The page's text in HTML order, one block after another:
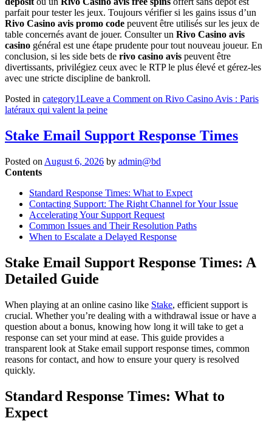
parfait pour tester les jeux. Toujours vérifier si les gains issus d’un
Rivo Casino avis promo code peuvent être utilisés sur les jeux de
table concernés avant de jouer. Consulter un Rivo Casino avis
casino général est une étape prudente pour tout nouveau joueur. En
conclusion, si les side bets de rivo casino avis peuvent être
divertissants, privilégiez ceux avec le RTP le plus élevé et gérez-les
avec une stricte discipline de bankroll.
Posted in category1Leave a Commenton Rivo Casino Avis : Paris
latéraux qui valent la peine
Stake Email Support Response Times
Posted on August 6, 2026 by admin@bd
Contents
Standard Response Times: What to Expect
Contacting Support: The Right Channel for Your Issue
Accelerating Your Support Request
Common Issues and Their Resolution Paths
When to Escalate a Delayed Response
Stake Email Support Response Times: A
Detailed Guide
When playing at an online casino like Stake, efficient support is
crucial. Whether you’re dealing with a withdrawal issue or have a
question about a bonus, knowing how long it will take to get a
response can set your mind at ease. This guide provides a
transparent look at Stake email support response times, common
reasons for contact, and how to ensure your query is resolved
quickly.
Standard Response Times: What to
Expect